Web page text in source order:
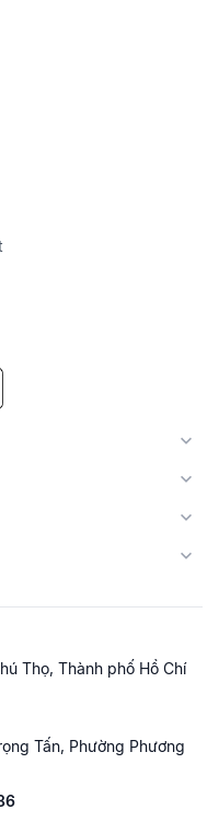
Thọ, Thành phố Hồ Chí
Tấn, Phường Phương